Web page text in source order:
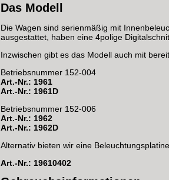
Das Modell
Die Wagen sind serienmäßig mit
ausgestattet, haben eine 4polige
Inzwischen gibt es das Modell auch mit
Betriebsnummer 152-004
Art.-Nr.: 1961
Art.-Nr.: 1961D
Betriebsnummer 152-006
Art.-Nr.: 1962
Art.-Nr.: 1962D
Alternativ bieten wir eine
Art.-Nr.: 19610402